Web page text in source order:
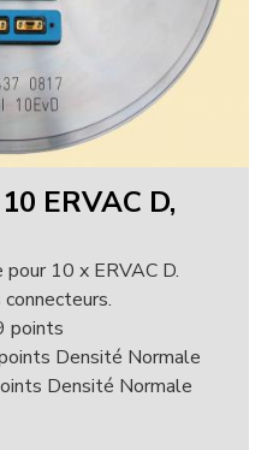
ERVAC D,
10 x ERVAC D.
points
Densité Normale
Densité Normale